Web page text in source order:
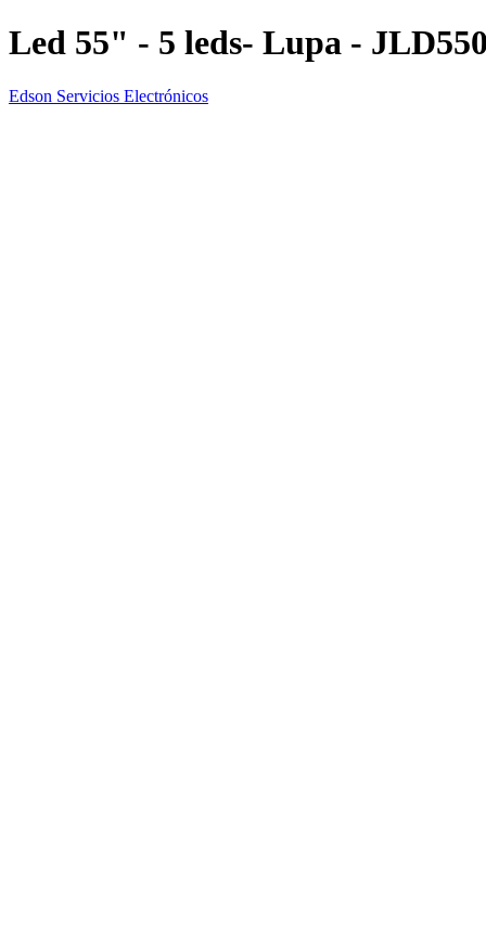
Led 55" - 5 leds- Lupa -
Edson Servicios Electrónicos